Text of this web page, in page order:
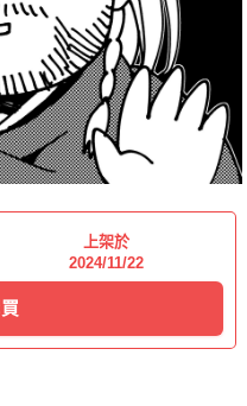
上架於
2024/11/22